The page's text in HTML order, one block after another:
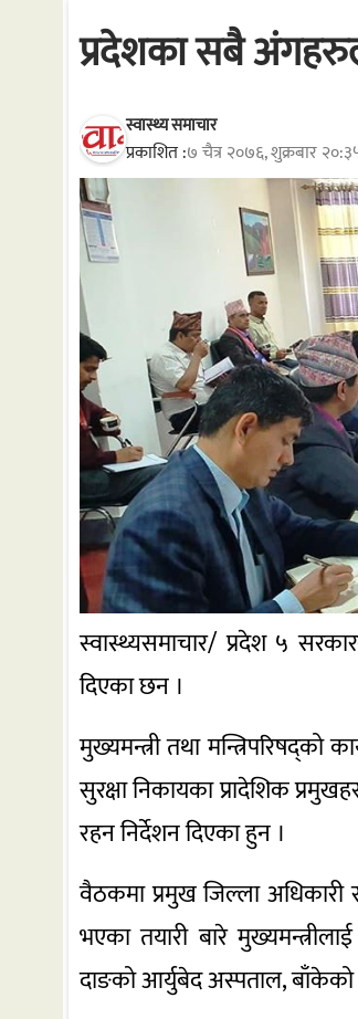
प्रदेशका सबै
स्वास्थ्य समाचार
प्रकाशित :७ चैत्र २०७६, शुक्रबार
स्वास्थ्यसमाचार/ प्रदेश ५
दिएका छन ।
मुख्यमन्त्री तथा मन्त्रिपरिषद्को
सुरक्षा निकायका प्रादेशिक
रहन निर्देशन दिएका हुन ।
वैठकमा प्रमुख जिल्ला
भएका तयारी बारे
दाङको आर्युबेद अस्पताल,